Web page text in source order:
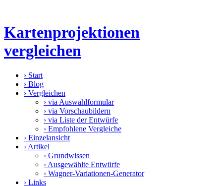
Kartenprojektionen
vergleichen
› Start
› Blog
› Vergleichen
› via Auswahlformular
› via Vorschaubildern
› via Liste der Entwürfe
› Empfohlene Vergleiche
› Einzelansicht
› Artikel
› Grundwissen
› Ausgewählte Entwürfe
› Wagner-Variationen-Generator
› Links